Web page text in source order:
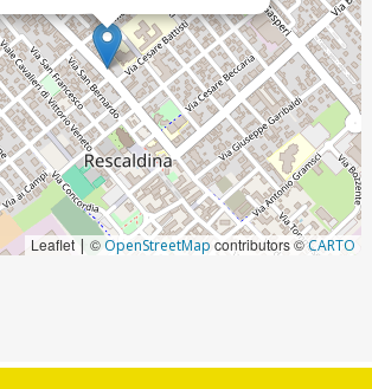
Leaflet | ©OpenStreetMap contributors ©CARTO